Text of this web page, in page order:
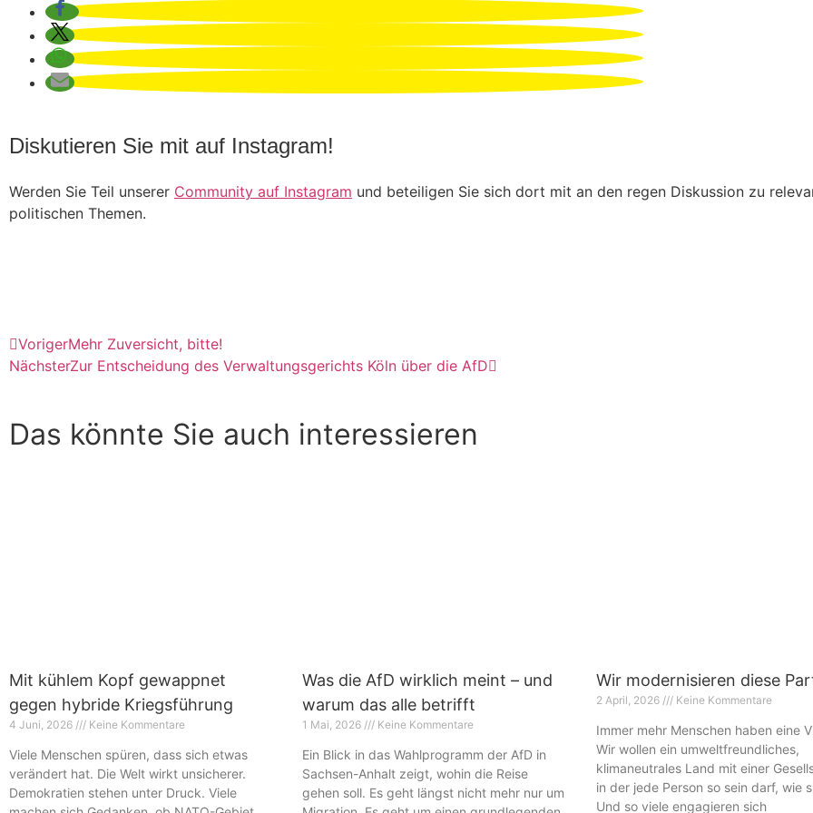
Diskutieren Sie mit auf Instagram!
Werden Sie Teil unserer Community auf Instagram und beteiligen Sie sich dort mit an den regen Diskussion zu
politischen Themen.
VorigerMehr Zuversicht, bitte!
NächsterZur Entscheidung des Verwaltungsgerichts Köln über die AfD
Das könnte Sie auch interessieren
Mit kühlem Kopf gewappnet
gegen hybride Kriegsführung
4 Juni, 2026 Keine Kommentare
Viele Menschen spüren, dass sich etwas
verändert hat. Die Welt wirkt unsicherer.
Demokratien stehen unter Druck. Viele
Was die AfD wirklich meint – und
warum das alle betrifft
1 Mai, 2026 Keine Kommentare
Ein Blick in das Wahlprogramm der AfD in
Sachsen-Anhalt zeigt, wohin die Reise
gehen soll. Es geht längst nicht mehr nur um
Wir modernisieren diese
2 April, 2026 Keine Kommentare
Immer mehr Menschen haben eine
Wir wollen ein umweltfreundliches,
klimaneutrales Land mit einer
in der jede Person so sein darf, wie
Und so viele engagieren sich